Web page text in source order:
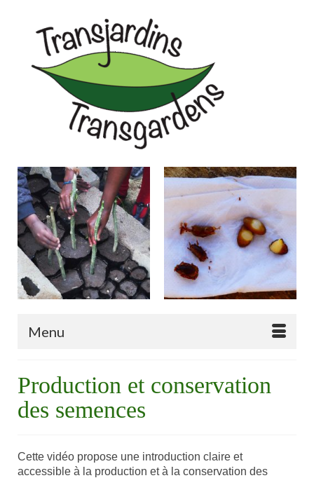
Menu
Production et conservation
des semences
Cette vidéo propose une introduction claire et
accessible à la production et à la conservation des